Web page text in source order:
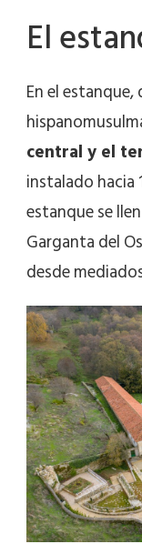
El
En el
central y el
instalado hacia
estanque se
Garganta del
desde